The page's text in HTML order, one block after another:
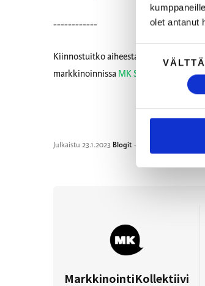
olet antanut
------------
Kiinnostuitko aiheesta? Käy myös
markkinoinnissaMK SOME 2023-
Julkaistu 23.1.2023 Blogit-kategoriassa
MarkkinointiKollektiivi